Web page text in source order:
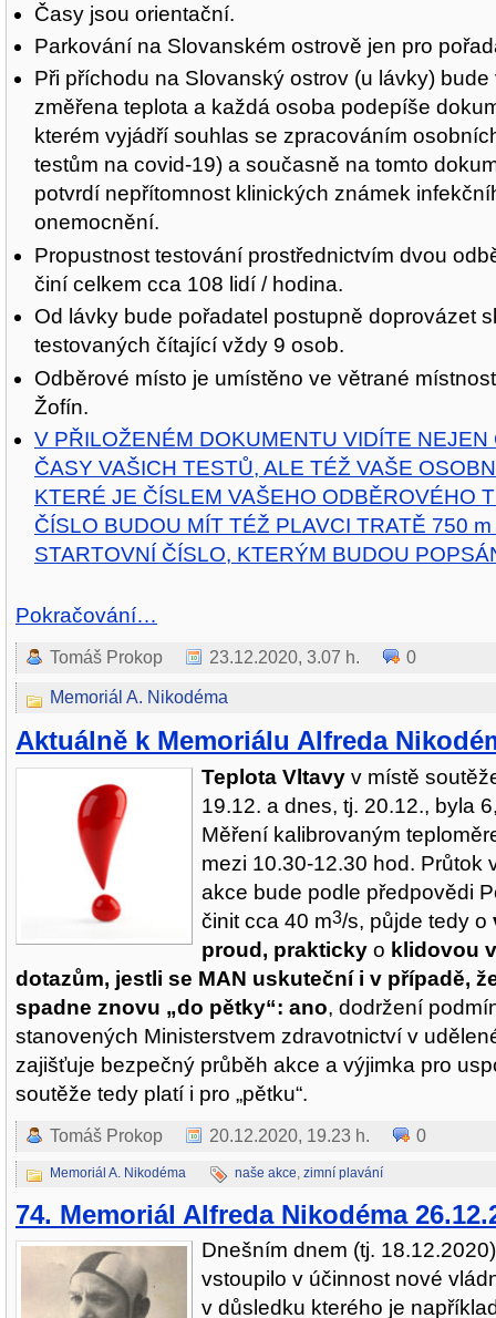
Časy jsou orientační.
Parkování na Slovanském ostrově jen pro
Při příchodu na Slovanský ostrov (u lávky) bude
změřena teplota a každá osoba podepíše
kterém vyjádří souhlas se zpracováním
testům na covid-19) a současně na tomto
potvrdí nepřítomnost klinických známek
onemocnění.
Propustnost testování prostřednictvím dvou
činí celkem cca 108 lidí / hodina.
Od lávky bude pořadatel postupně doprovázet
testovaných čítající vždy 9 osob.
Odběrové místo je umístěno ve větrané
Žofín.
V PŘILOŽENÉM DOKUMENTU VIDÍTE NEJEN
ČASY VAŠICH TESTŮ, ALE TÉŽ VAŠE
KTERÉ JE ČÍSLEM VAŠEHO ODBĚROVÉHO
ČÍSLO BUDOU MÍT TÉŽ PLAVCI TRATĚ 750
STARTOVNÍ ČÍSLO, KTERÝM BUDOU
Pokračování…
Tomáš Prokop 23.12.2020, 3.07 h. 0
Memoriál A. Nikodéma
Aktuálně k Memoriálu Alfreda
Teplota Vltavy v místě
19.12. a dnes, tj. 20.12., byla
Měření kalibrovaným
mezi 10.30-12.30 hod. Průtok
akce bude podle předpovědi
činit cca 40 m3/s, půjde tedy o
proud, prakticky o klidovou
dotazům, jestli se MAN uskuteční i v případě,
spadne znovu „do pětky“: ano, dodržení
stanovených Ministerstvem zdravotnictví v
zajišťuje bezpečný průběh akce a výjimka pro
soutěže tedy platí i pro „pětku“.
Tomáš Prokop 20.12.2020, 19.23 h. 0
Memoriál A. Nikodéma naše akce zimní plavání
74. Memoriál Alfreda Nikodéma
Dnešním dnem (tj.
vstoupilo v účinnost nové
v důsledku kterého je